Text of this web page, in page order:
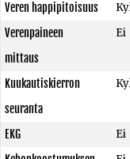
Veren happipitoisuus
Verenpaineen
mittaus
Ei
Kuukautiskierron
seuranta
EKG Ei